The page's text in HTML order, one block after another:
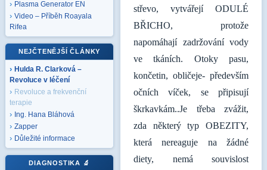
Plasma Generator EN
Video – Příběh Roayala
Rifea
NEJČTENĚJŠÍ ČLÁNKY
Hulda R. Clarková –
Revoluce v léčení
Revoluce a frekvenční
terapie
Ing. Hana Bláhová
Zapper
Důležité informace
DIAGNOSTIKA 🔬
střevo, vytvářejí ODULÉ
BŘICHO, protože
napomáhají zadržování vody
ve tkáních. Otoky pasu,
končetin, obličeje- především
očních víček, se připisují
škrkavkám..Je třeba zvážit,
zda některý typ OBEZITY,
která nereaguje na žádné
diety, nemá souvislost